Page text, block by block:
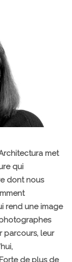
met
qui
dont nous
rend une image
parcours, leur
de plus de